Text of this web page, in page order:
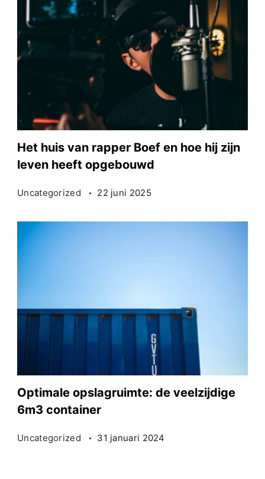
Het huis van rapper Boef en hoe hij zijn
leven heeft opgebouwd
Uncategorized 22 juni 2025
Optimale opslagruimte: de veelzijdige
6m3 container
Uncategorized 31 januari 2024